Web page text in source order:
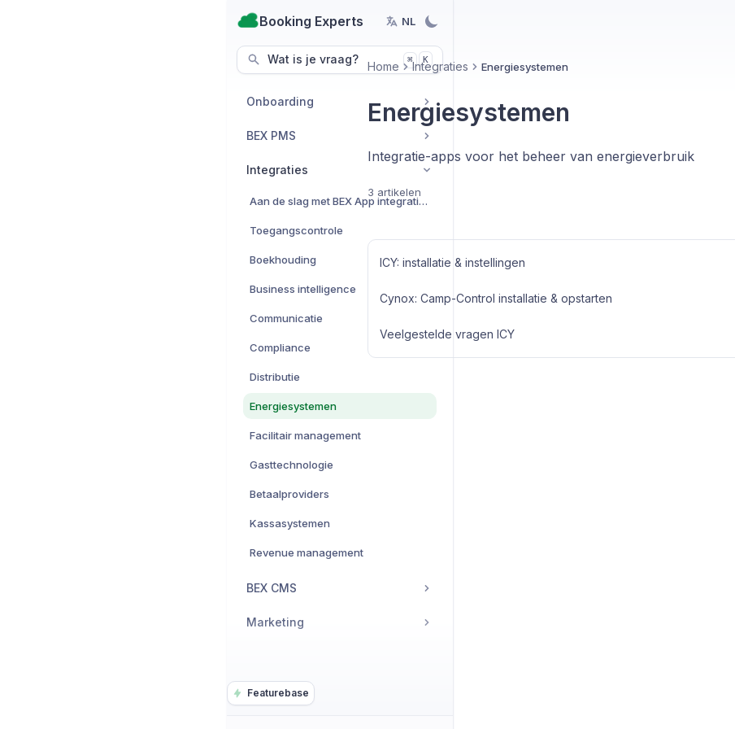
Booking Experts NL
Wat is je vraag? ⌘ K
Featurebase
Onboarding
BEX PMS
Integraties
Aan de slag met BEX App integraties
Toegangscontrole
Boekhouding
Business intelligence
Communicatie
Compliance
Distributie
Energiesystemen
Facilitair management
Gasttechnologie
Betaalproviders
Kassasystemen
Revenue management
BEX CMS
Marketing
Home Integraties Energiesystemen
Energiesystemen
Integratie-apps voor het beheer van energieverbruik
3 artikelen
ICY: installatie & instellingen
Cynox: Camp-Control installatie & opstarten
Veelgestelde vragen ICY